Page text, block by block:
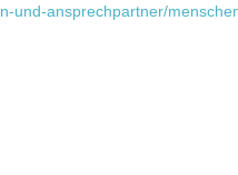
und-ansprechpartner/